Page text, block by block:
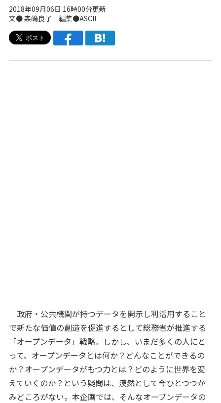
2018年09月06日 16時00分更新
文● 森嶋良子 編集●ASCII
政府・公共機関が持つデータを開示し利活用すること
で新たな価値の創造を促進するとして総務省が推進する
「オープンデータ」戦略。しかし、いまだ多くの人にと
って、オープンデータとは何か？どんなことができるの
か？オープンデータがもつ力とは？どのように世界を変
えていくのか？という疑問は、漠然として今ひとつつか
みどころがない。本企画では、そんなオープンデータの